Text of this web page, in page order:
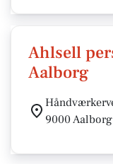
Ahlsell
Aalborg
9000 Aalborg